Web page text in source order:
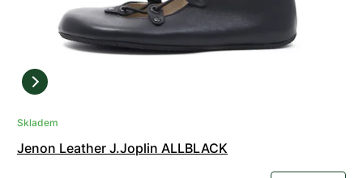
Skladem
Jenon Leather J.Joplin ALLBLACK